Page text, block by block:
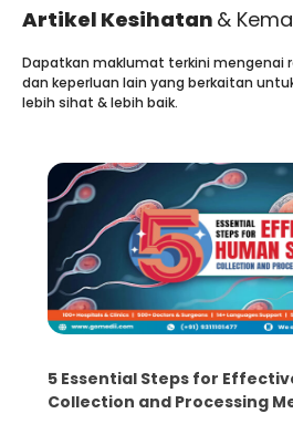
Artikel Kesihatan &
Dapatkan maklumat terkini mengenai
dan keperluan lain yang berkaitan
lebih sihat & lebih baik.
5 Essential Steps for
Collection and Processing